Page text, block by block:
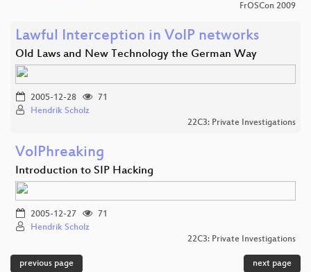
FrOSCon 2009
Lawful Interception in VoIP networks
Old Laws and New Technology the German Way
2005-12-28
71
Hendrik Scholz
22C3: Private Investigations
VoIPhreaking
Introduction to SIP Hacking
2005-12-27
71
Hendrik Scholz
22C3: Private Investigations
previous page next page